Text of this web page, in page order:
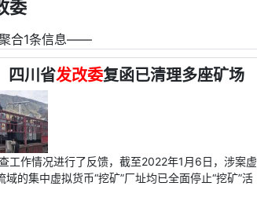
委
合1条信息――
四川省发改委复函已清理多座矿场
工作情况进行了反馈，截至2022年1月6日，涉案虚
的集中虚拟货币“挖矿”厂址均已全面停止“挖矿”活